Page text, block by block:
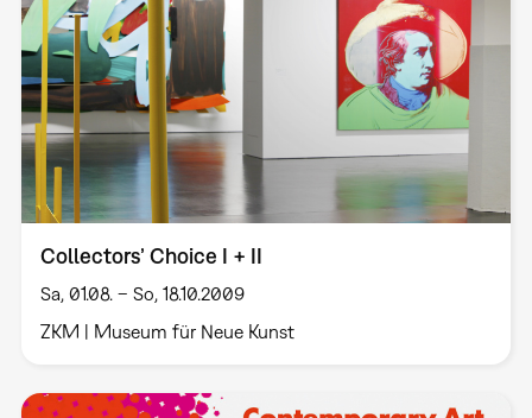
Collectors’ Choice I + II
Sa, 01.08. – So, 18.10.2009
ZKM | Museum für Neue Kunst